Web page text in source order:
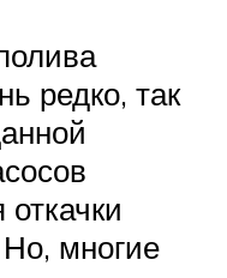
редко, так
многие